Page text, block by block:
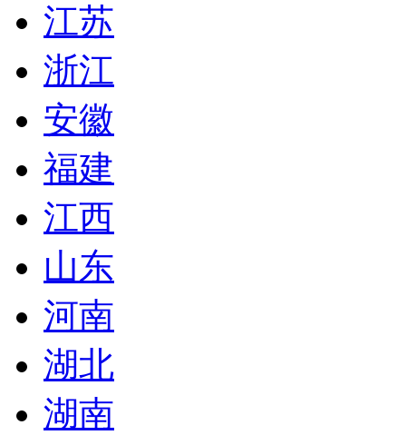
江苏
浙江
安徽
福建
江西
山东
河南
湖北
湖南